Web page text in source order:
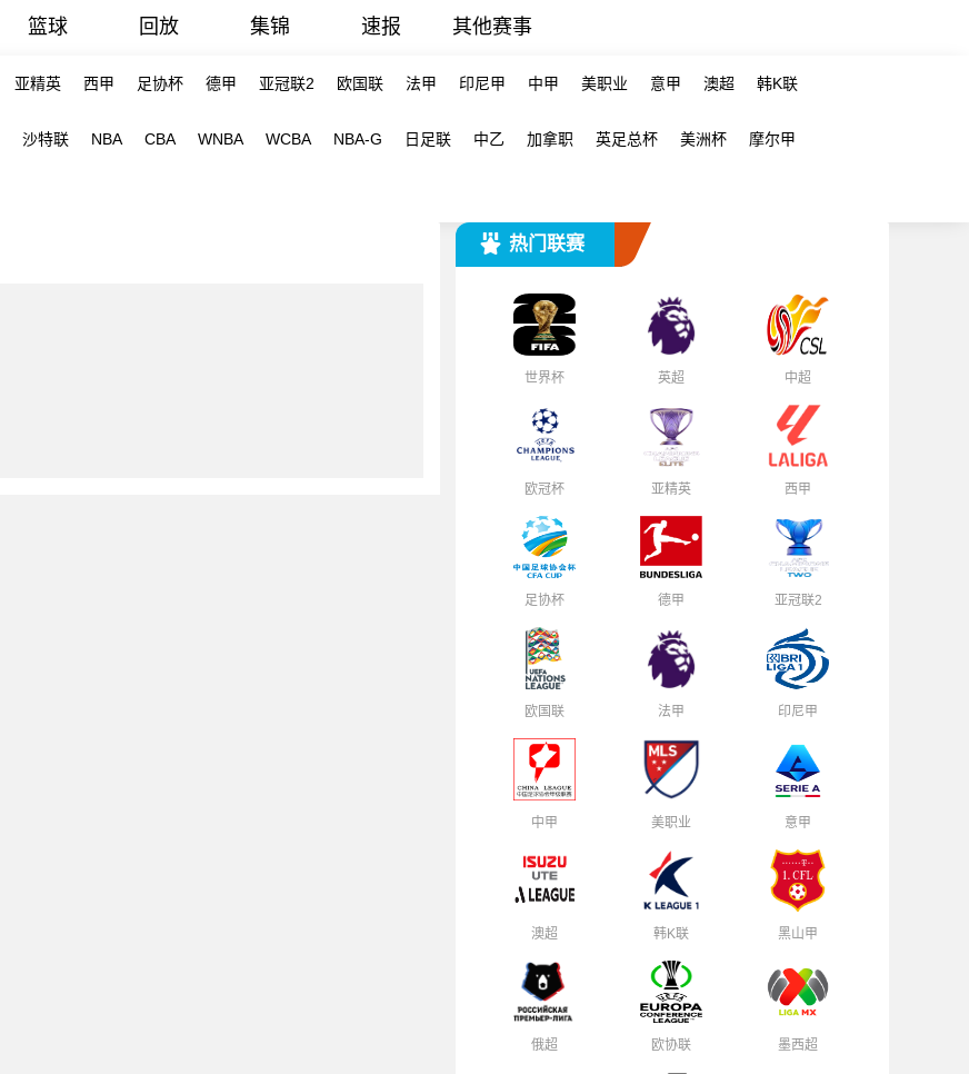
篮球 回放 集锦 速报 其他赛事
亚精英 西甲 足协杯 德甲 亚冠联2 欧国联 法甲 印尼甲 中甲 美职业 意甲 澳超 韩K联
沙特联 NBA CBA WNBA WCBA NBA-G 日足联 中乙 加拿职 英足总杯 美洲杯 摩尔甲
热门联赛
世界杯 英超 中超
欧冠杯 亚精英 西甲
足协杯 德甲 亚冠联2
欧国联 法甲 印尼甲
中甲 美职业 意甲
澳超 韩K联 黑山甲
俄超 欧协联 墨西超